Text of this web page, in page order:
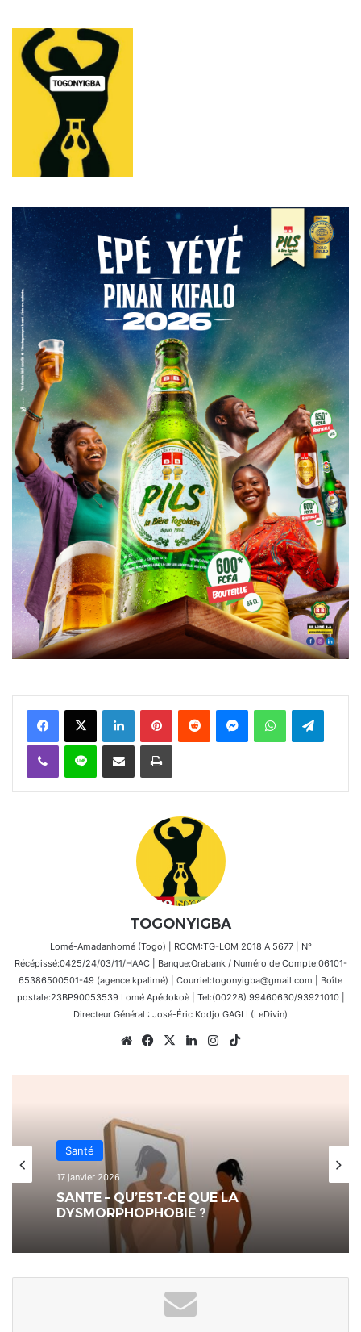
FacebookX Linkedin PinterestReddit MessengerWhatsAppTelegram
Viber Ligne Partager par email Imprimer
TOGONYIGBA
Lomé-Amadanhomé (Togo) | RCCM:TG-LOM 2018 A 5677 | N°
Récépissé:0425/24/03/11/HAAC | Banque:Orabank / Numéro de Compte:06101-
65386500501-49 (agence kpalimé) | Courriel:togonyigba@gmail.com | Boîte
postale:23BP90053539 Lomé Apédokoè | Tel:(00228) 99460630/93921010 |
Directeur Général : José-Éric Kodjo GAGLI (LeDivin)
WebsiteFacebook
X LinkedinInstagram
Santé
17 janvier 2026
SANTE – QU’EST-CE QUE LA
DYSMORPHOPHOBIE ?